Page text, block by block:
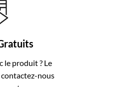
le produit ? Le
nous